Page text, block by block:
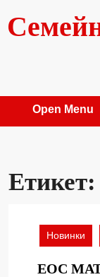
content
Open Menu
Етикет:
Новинки
ЕОС